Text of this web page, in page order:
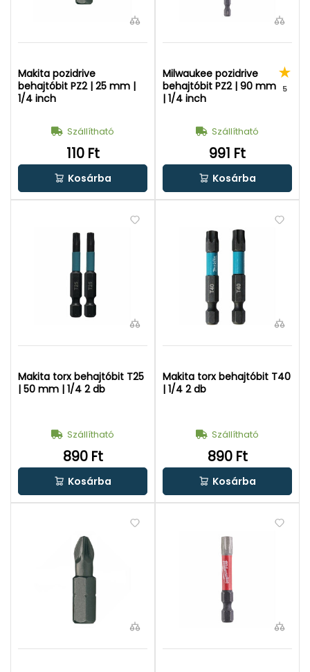
Makita pozidrive
behajtóbit PZ2 | 25 mm |
1/4 inch
Szállítható
110 Ft
Kosárba
Milwaukee pozidrive
behajtóbit PZ2 | 90 mm
| 1/4 inch
5
Szállítható
991 Ft
Kosárba
Makita torx behajtóbit T25
| 50 mm | 1/4 2 db
Szállítható
890 Ft
Kosárba
Makita torx behajtóbit T40
| 1/4 2 db
Szállítható
890 Ft
Kosárba